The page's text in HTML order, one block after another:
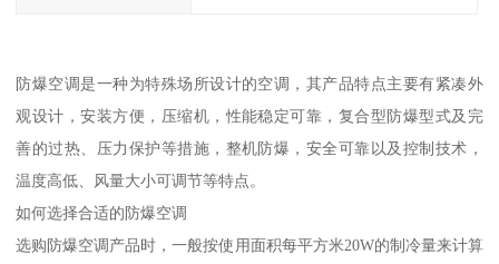
防爆空调是一种为特殊场所设计的空调，其产品特点主要有紧凑外
观设计，安装方便，压缩机，性能稳定可靠，复合型防爆型式及完
善的过热、压力保护等措施，整机防爆，安全可靠以及控制技术，
温度高低、风量大小可调节等特点。
如何选择合适的防爆空调
选购防爆空调产品时，一般按使用面积每平方米20W的制冷量来计算